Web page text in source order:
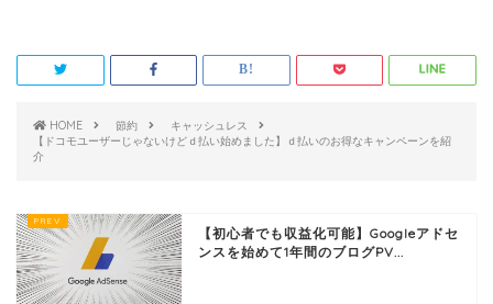
HOME 節約
キャッシュレス
【ドコモユーザーじゃないけどｄ払い始めました】ｄ払いのお得なキャンペーンを紹
介
【初心者でも収益化可能】Googleアドセ
ンスを始めて1年間のブログPV...